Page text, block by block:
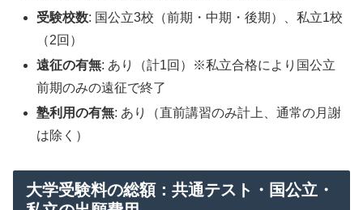
受験校数: 国公立3校（前期・中期・後期）、私立1校
（2回）
遠征の有無: あり（計1回）※私立合格により国公立
前期のみの遠征で終了
塾利用の有無: あり（直前講習のみ計上、通常の月謝
は除く）
大学受験料の総額：共通テスト・国公立・